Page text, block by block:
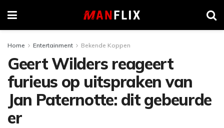
Home Entertainment Bekende Koppen
Geert Wilders reageert
furieus op uitspraken van
Jan Paternotte: dit gebeurde
er